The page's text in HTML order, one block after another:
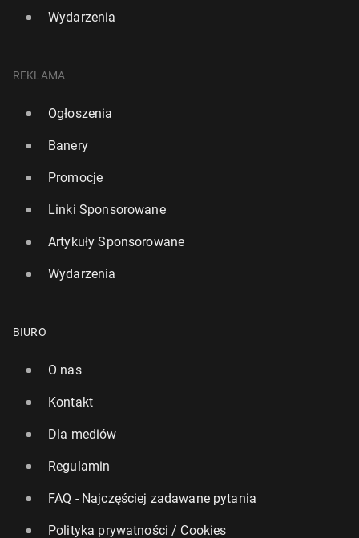
Wydarzenia
REKLAMA
Ogłoszenia
Banery
Promocje
Linki Sponsorowane
Artykuły Sponsorowane
Wydarzenia
BIURO
O nas
Kontakt
Dla mediów
Regulamin
FAQ - Najczęściej zadawane pytania
Polityka prywatności / Cookies